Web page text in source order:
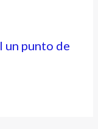
un punto de